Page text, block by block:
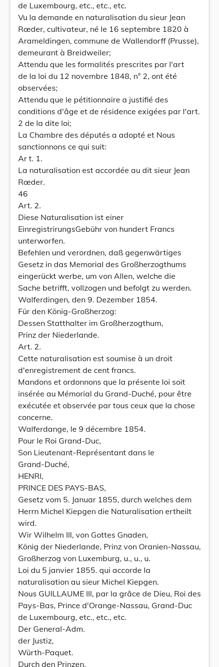
de Luxembourg, etc., etc., etc.
Vu la demande en naturalisation du sieur Jean
Rœder, cultivateur, né le 16 septembre 1820 à
Arameldingen, commune de Wallendorff (Prusse),
demeurant à Breidweiler;
Attendu que les formalités prescrites par l'art
de la loi du 12 novembre 1848, n° 2, ont été
observées;
Attendu que le pétitionnaire a justifié des
conditions d'âge et de résidence exigées par l'art.
2 de la dite loi;
La Chambre des députés a adopté et Nous
sanctionnons ce qui suit:
Ar t. 1.
La naturalisation est accordée au dit sieur Jean
Rœder.
46
Art. 2.
Diese Naturalisation ist einer
EinregistrirungsGebühr von hundert Francs
unterworfen.
Befehlen und verordnen, daß gegenwärtiges
Gesetz in das Memorial des Großherzogthums
eingerückt werbe, um von Allen, welche die
Sache betrifft, vollzogen und befolgt zu werden.
Walferdingen, den 9. Dezember 1854.
Für den König-Großherzog:
Dessen Statthalter im Großherzogthum,
Prinz der Niederlande.
Art. 2.
Cette naturalisation est soumise à un droit
d'enregistrement de cent francs.
Mandons et ordonnons que la présente loi soit
insérée au Mémorial du Grand-Duché, pour être
exécutée et observée par tous ceux que la chose
concerne.
Walferdange, le 9 décembre 1854.
Pour le Roi Grand-Duc,
Son Lieutenant-Représentant dans le
Grand-Duché,
HENRI,
PRINCE DES PAYS-BAS,
Gesetz vom 5. Januar 1855, durch welches dem
Herrn Michel Kiepgen die Naturalisation ertheilt
wird.
Wir Wilhelm III, von Gottes Gnaden,
König der Niederlande, Prinz von Oranien-Nassau,
Großherzog von Luxemburg, u., u., u.
Loi du 5 janvier 1855. qui accorde la
naturalisation au sieur Michel Kiepgen.
Nous GUILLAUME III, par la grâce de Dieu, Roi des
Pays-Bas, Prince d'Orange-Nassau, Grand-Duc
de Luxembourg, etc., etc., etc.
Der General-Adm.
der Justiz,
Würth-Paquet.
Durch den Prinzen,